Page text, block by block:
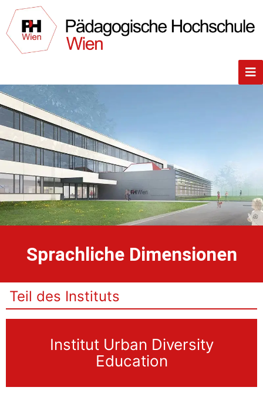
Sprachliche Dimensionen
Teil des Instituts
Institut Urban Diversity
Education